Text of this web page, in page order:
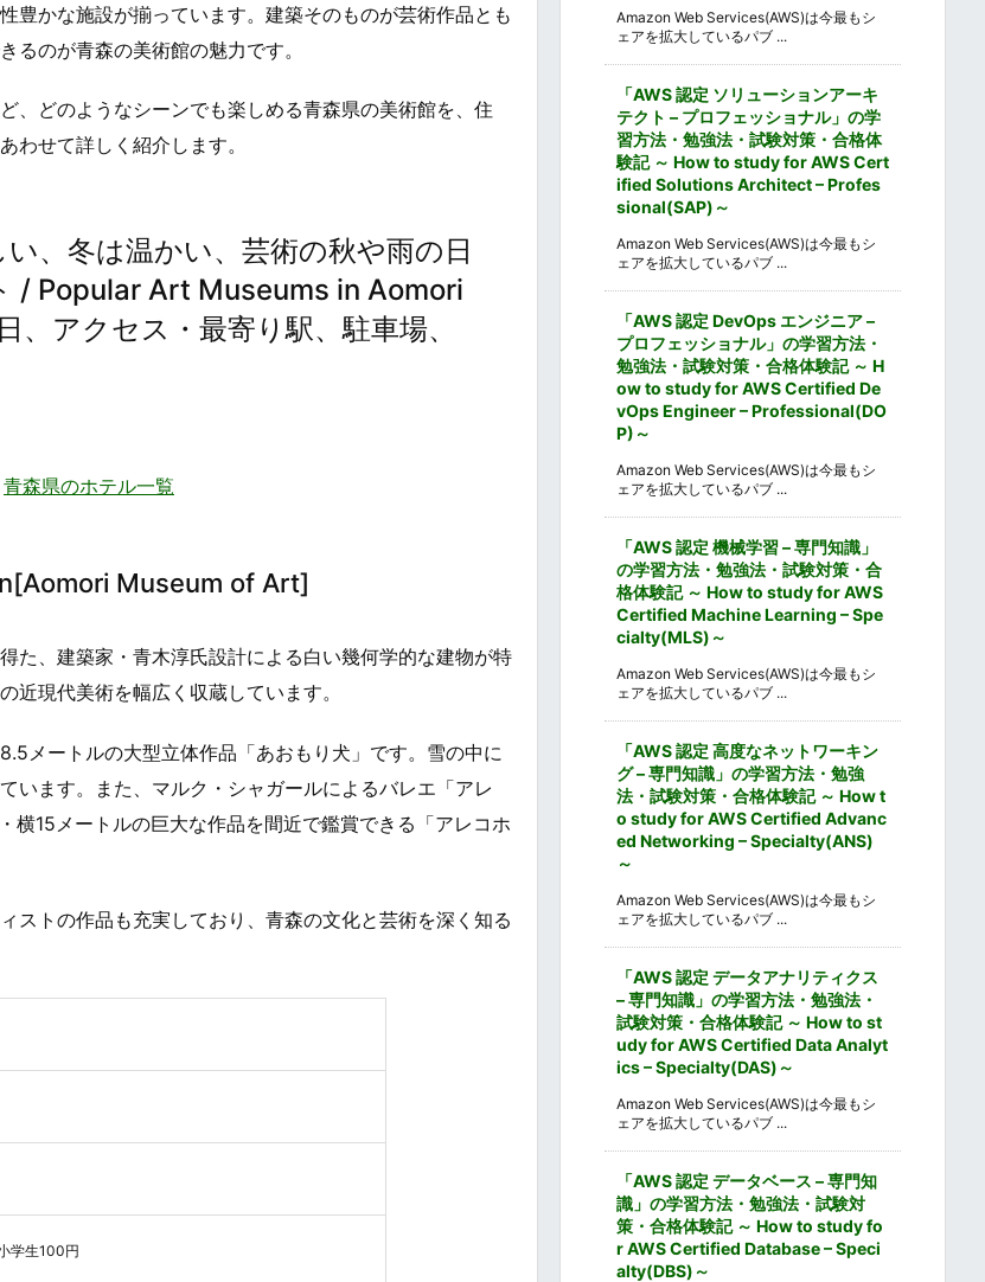
豊かな施設が揃っています。建築そのものが芸術作品とも
るのが青森の美術館の魅力です。
、どのようなシーンでも楽しめる青森県の美術館を、住
わせて詳しく紹介します。
、冬は温かい、芸術の秋や雨の日
/ Popular Art Museums in Aomori
、アクセス・最寄り駅、駐車場、
青森県のホテル一覧
Museum of Art]
た、建築家・青木淳氏設計による白い幾何学的な建物が特
現代美術を幅広く収蔵しています。
メートルの大型立体作品「あおもり犬」です。雪の中に
います。また、マルク・シャガールによるバレエ「アレ
15メートルの巨大な作品を間近で鑑賞できる「アレコホ
ストの作品も充実しており、青森の文化と芸術を深く知る
学生100円
Amazon Web Services(AWS)は今最もシ
ェアを拡大しているパブ ...
「AWS 認定 ソリューションアーキ
テクト – プロフェッショナル」の学
習方法・勉強法・試験対策・合格体
験記 ～ How to study for AWS Cert
ified Solutions Architect – Profes
sional(SAP)～
Amazon Web Services(AWS)は今最もシ
ェアを拡大しているパブ ...
「AWS 認定 DevOps エンジニア –
プロフェッショナル」の学習方法・
勉強法・試験対策・合格体験記 ～ H
ow to study for AWS Certified De
vOps Engineer – Professional(DO
P)～
Amazon Web Services(AWS)は今最もシ
ェアを拡大しているパブ ...
「AWS 認定 機械学習 – 専門知識」
の学習方法・勉強法・試験対策・合
格体験記 ～ How to study for AWS
Certified Machine Learning – Spe
cialty(MLS)～
Amazon Web Services(AWS)は今最もシ
ェアを拡大しているパブ ...
「AWS 認定 高度なネットワーキン
グ – 専門知識」の学習方法・勉強
法・試験対策・合格体験記 ～ How t
o study for AWS Certified Advanc
ed Networking – Specialty(ANS)
～
Amazon Web Services(AWS)は今最もシ
ェアを拡大しているパブ ...
「AWS 認定 データアナリティクス
– 専門知識」の学習方法・勉強法・
試験対策・合格体験記 ～ How to st
udy for AWS Certified Data Analyt
ics – Specialty(DAS)～
Amazon Web Services(AWS)は今最もシ
ェアを拡大しているパブ ...
「AWS 認定 データベース – 専門知
識」の学習方法・勉強法・試験対
策・合格体験記 ～ How to study fo
r AWS Certified Database – Speci
alty(DBS)～